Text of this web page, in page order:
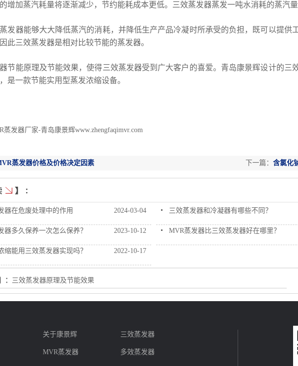
增加蒸汽耗量将逐渐减少，节约能耗成本更低。三效蒸发器蒸发一吨水消耗的蒸汽量
发器能够大大降低蒸汽的消耗，并降低生产产品冷凝时所承受的负担，既可以提供
此三效蒸发器是相对比较节能的蒸发器。
节能原理及节能效果，使得三效蒸发器受到广大客户的喜爱。青岛康景辉设计的三
是一款节能实用型蒸发浓缩设备。
蒸发器厂家-青岛康景辉www.zhengfaqimvr.com
下一篇： 含氯化
蒸发器价格及价格决定因素
2024-03-04
器在危废处理中的作用 三效蒸发器和冷凝器有哪些不同？
2023-10-12
器多久保养一次怎么保养？ MVR蒸发器比三效蒸发器好在哪里？
2022-10-17
缩能用三效蒸发器实现吗？
： 三效蒸发器原理及节能效果
：康景辉 版权所有：{}/a>转载请注明出处
关于康景辉 三效蒸发器
MVR蒸发器 多效蒸发器